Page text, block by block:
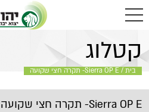
בית
קטלוג
בית / Sierra OP E- תקרה חצי שקועה
Sierra OP E- תקרה חצי שקועה